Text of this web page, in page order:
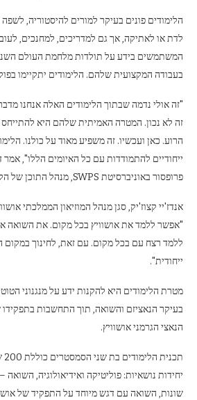
הלימודים פונים בעיקר למורים להיסטוריה,
לדת או לאתיקה, אך גם למדריכים, למחנכים,
המשתמשים בידע על תולדות מלחמת העולם
בעבודה המקצועית שלהם. הלימודים יתקיימו
"זה אולי נדמה שבתוך הלימודים האלה אנחנו
זה לא נכון. המטרה האמיתית שלהם היא להתייחס
הרוע. כאן ועכשיו. זה משפיע מאוד על כולנו.
ייחודיים להתמודדות עם כל האיומים הללו",
פרופסור באוניברסיטת SWPS, מנהל התוכן של הקורס.
אנדז'יי קצוז'יק, סגן מנהל המוזיאון הממלכתי
"אפשר ללמד את אושוויץ בכל מקום. את השואה
ללמד רצח עם בכל מקום. עם זאת, לחינוך במקום
ייחודית".
בעיקר הנאציזם והשואה, תוך התחשבות
הנאצי הגרמני אושוויץ.
יחידות נושאיות: פוליטיקה ואידיאולוגיה, השואה
שונות, השואה עם דגש מיוחד על התפקיד של